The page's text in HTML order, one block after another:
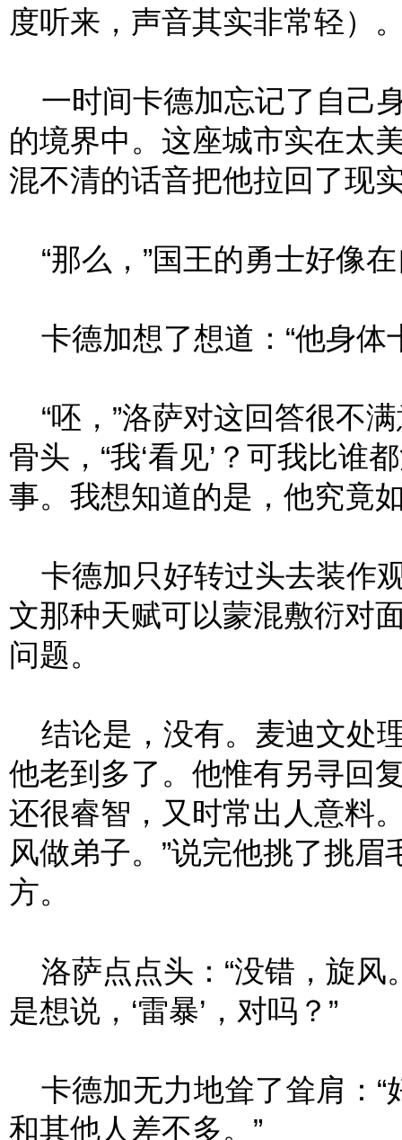
度听来，声音其实非常轻）
一时间卡德加忘记了自己
的境界中。这座城市实在
混不清的话音把他拉回了现
“那么，”国王的勇士好像
卡德加想了想道：“他身体
“呸，”洛萨对这回答很不
骨头，“我‘看见’？可我比谁
事。我想知道的是，他究竟
卡德加只好转过头去装作
文那种天赋可以蒙混敷衍对
问题。
结论是，没有。麦迪文处
他老到多了。他惟有另寻回
还很睿智，又时常出人意料
风做弟子。”说完他挑了挑
方。
洛萨点点头：“没错，旋风
是想说，‘雷暴’，对吗？”
卡德加无力地耸了耸肩：“
和其他人差不多。”